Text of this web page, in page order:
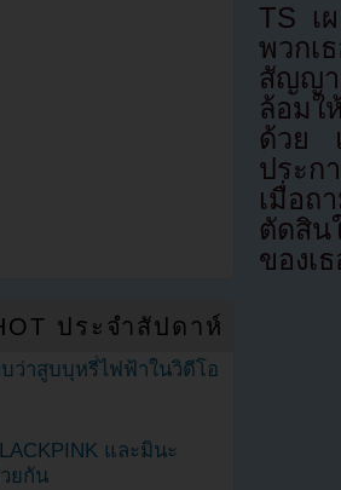
TS เ
พวกเ
สัญญา
ล้อมใ
ด้วย
ประก
เมื่อถ
ตัดสิน
ของเ
ประจำสัปดาห์
ว่าสูบบุหรี่ไฟฟ้าในวิดีโอ
และมินะ
ยกัน